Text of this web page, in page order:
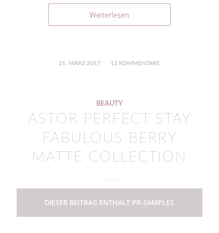
Weiterlesen
21. MÄRZ 2017
/ 13 KOMMENTARE
BEAUTY
ASTOR PERFECT STAY
FABULOUS BERRY
MATTE COLLECTION
DIESER BEITRAG ENTHÄLT PR-SAMPLES